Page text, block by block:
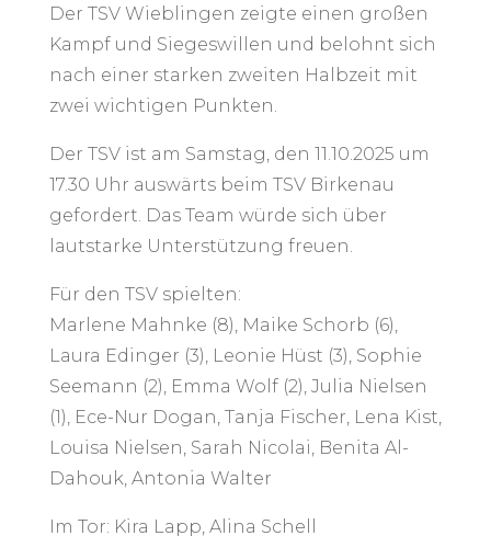
Der TSV Wieblingen zeigte einen großen
Kampf und Siegeswillen und belohnt sich
nach einer starken zweiten Halbzeit mit
zwei wichtigen Punkten.
Der TSV ist am Samstag, den 11.10.2025 um
17.30 Uhr auswärts beim TSV Birkenau
gefordert. Das Team würde sich über
lautstarke Unterstützung freuen.
Für den TSV spielten:
Marlene Mahnke (8), Maike Schorb (6),
Laura Edinger (3), Leonie Hüst (3), Sophie
Seemann (2), Emma Wolf (2), Julia Nielsen
(1), Ece-Nur Dogan, Tanja Fischer, Lena Kist,
Louisa Nielsen, Sarah Nicolai, Benita Al-
Dahouk, Antonia Walter
Im Tor: Kira Lapp, Alina Schell